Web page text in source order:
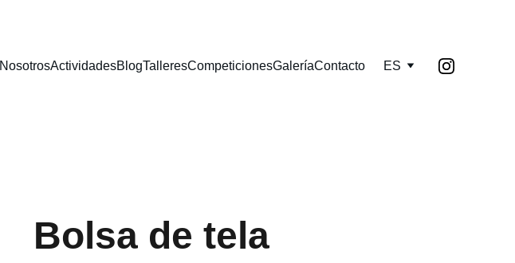
NosotrosActividadesBlogTalleresCompeticionesGaleríaContacto ES
Bolsa de tela